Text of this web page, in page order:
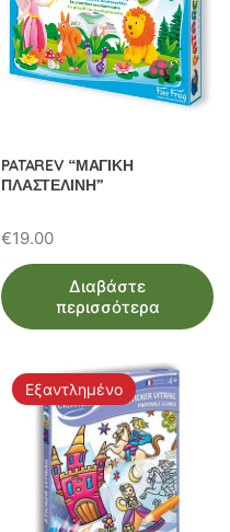
PATAREV “ΜΑΓΙΚΗ
ΠΛΑΣΤΕΛΙΝΗ”
€19.00
Διαβάστε
περισσότερα
Εξαντλημένο